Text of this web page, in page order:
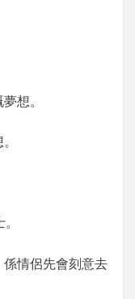
想。
情侶先會刻意去